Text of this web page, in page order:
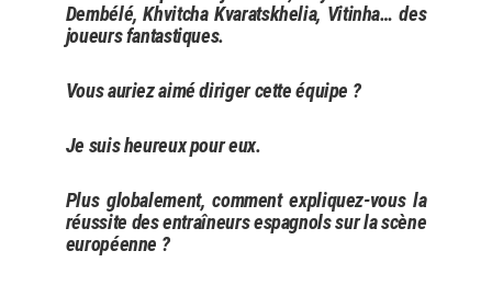
Dembélé, Khvitcha Kvaratskhelia, Vitinha… des
joueurs fantastiques.
Vous auriez aimé diriger cette équipe ?
Je suis heureux pour eux.
Plus globalement, comment expliquez-vous la
réussite des entraîneurs espagnols sur la scène
européenne ?